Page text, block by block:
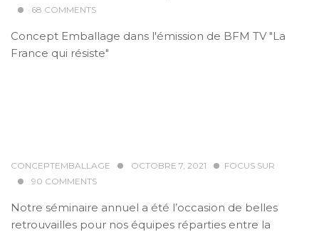
68 COMMENTS
Concept Emballage dans l'émission de BFM TV "La
France qui résiste"
CONCEPTEMBALLAGE OCTOBRE 7, 2021
FOCUS SUR
90 COMMENTS
Notre séminaire annuel a été l’occasion de belles
retrouvailles pour nos équipes réparties entre la